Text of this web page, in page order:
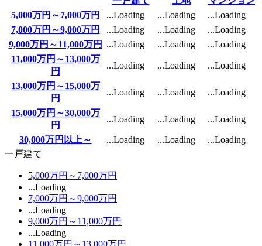
5,000万円～7,000万円
...Loading ...Loading
...Loading
7,000万円～9,000万円
...Loading ...Loading
...Loading
9,000万円～11,000万円
...Loading ...Loading
...Loading
11,000万円～13,000万
円
...Loading ...Loading ...Loading
13,000万円～15,000万
円
...Loading ...Loading ...Loading
15,000万円～30,000万
円
...Loading ...Loading ...Loading
30,000万円以上～ ...Loading ...Loading
...Loading
一戸建て
5,000万円～7,000万円
...Loading
7,000万円～9,000万円
...Loading
9,000万円～11,000万円
...Loading
11,000万円～13,000万円